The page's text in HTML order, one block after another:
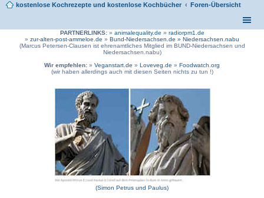
kostenlose Kochrezepte und kostenlose Kochbücher Foren-Übersicht
PARTNERLINKS:» animalequality.de » radiorpm1.de
» zur-alten-post-ammeloe.de » Bund-Niedersachsen.de » Niedersachsen.nabu
(Marcus Petersen-Clausen ist ehrenamtliches Mitglied im BUND-Niedersachsen und
Niedersachsen.nabu)
Wir empfehlen: » Veganstart.de » Loveveg.de » Foodwatch.org
(wir haben allerdings auch mit diesen Seiten nichts zu tun !)
(Simon Petrus und Paulus)